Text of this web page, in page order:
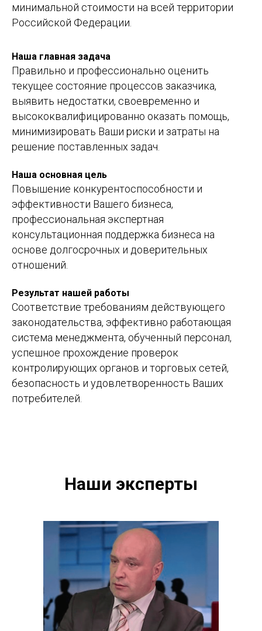
минимальной стоимости на всей территории
Российской Федерации.
Наша главная задача
Правильно и профессионально оценить
текущее состояние процессов заказчика,
выявить недостатки, своевременно и
высококвалифицированно оказать помощь,
минимизировать Ваши риски и затраты на
решение поставленных задач.
Наша основная цель
Повышение конкурентоспособности и
эффективности Вашего бизнеса,
профессиональная экспертная
консультационная поддержка бизнеса на
основе долгосрочных и доверительных
отношений.
Результат нашей работы
Соответствие требованиям действующего
законодательства, эффективно работающая
система менеджмента, обученный персонал,
успешное прохождение проверок
контролирующих органов и торговых сетей,
безопасность и удовлетворенность Ваших
потребителей.
Наши эксперты